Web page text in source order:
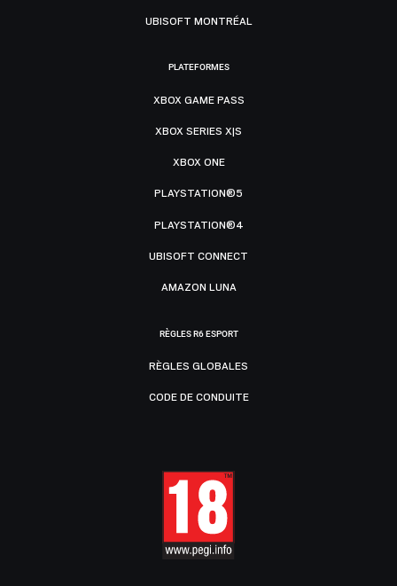
UBISOFT MONTRÉAL
PLATEFORMES
XBOX GAME PASS
XBOX SERIES X|S
XBOX ONE
PLAYSTATION®5
PLAYSTATION®4
UBISOFT CONNECT
AMAZON LUNA
RÈGLES R6 ESPORT
RÈGLES GLOBALES
CODE DE CONDUITE